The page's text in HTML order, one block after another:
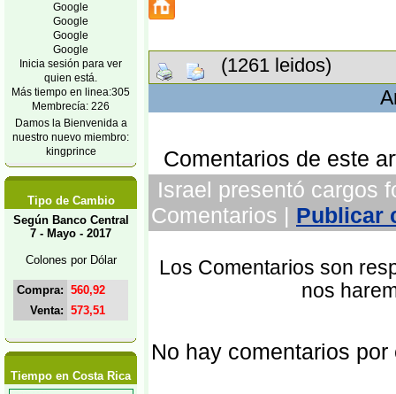
Google
Google
Google
Google
Inicia sesión para ver
quien está.
Más tiempo en linea:305
Membrecía: 226
Damos la Bienvenida a
nuestro nuevo miembro:
kingprince
Tipo de Cambio
Según Banco Central
7 - Mayo - 2017
Colones por Dólar
Compra: 560,92
Venta: 573,51
Tiempo en Costa Rica
(1261 leidos)
Comentarios de este
Israel presentó cargos
Comentarios | Publicar
Los Comentarios son
nos
No hay comentarios por